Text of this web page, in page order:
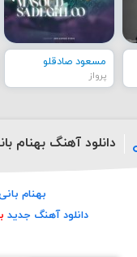
مسعود صادقلو
پرواز
دانلود آهنگ بهنام
بهنام
دانلود آهنگ جدید